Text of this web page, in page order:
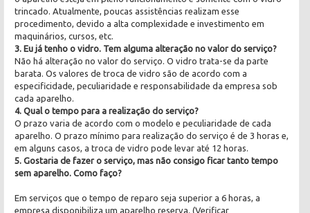
trincado. Atualmente, poucas assistências realizam esse
procedimento, devido a alta complexidade e investimento em
maquinários, cursos, etc.
3. Eu já tenho o vidro. Tem alguma alteração no valor do serviço?
Não há alteração no valor do serviço. O vidro trata-se da parte
barata. Os valores de troca de vidro são de acordo com a
especificidade, peculiaridade e responsabilidade da empresa sob
cada aparelho.
4. Qual o tempo para a realização do serviço?
O prazo varia de acordo com o modelo e peculiaridade de cada
aparelho. O prazo mínimo para realização do serviço é de 3 horas e,
em alguns casos, a troca de vidro pode levar até 12 horas.
5. Gostaria de fazer o serviço, mas não consigo ficar tanto tempo
sem aparelho. Como faço?
Em serviços que o tempo de reparo seja superior a 6 horas, a
empresa disponibiliza um aparelho reserva. (Verificar